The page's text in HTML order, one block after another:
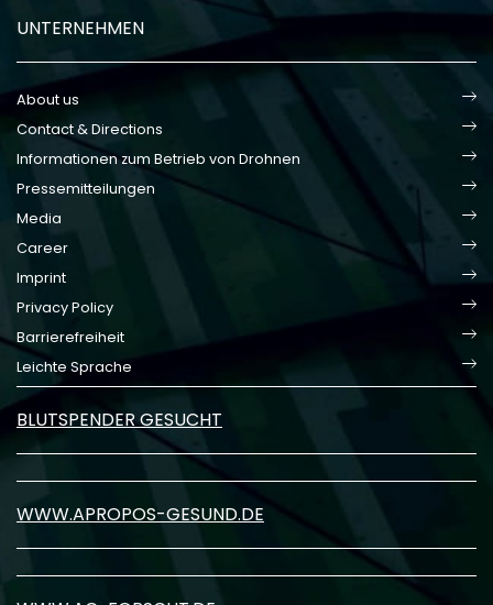
UNTERNEHMEN
About us
Contact & Directions
Informationen zum Betrieb von Drohnen
Pressemitteilungen
Media
Career
Imprint
Privacy Policy
Barrierefreiheit
Leichte Sprache
BLUTSPENDER GESUCHT
WWW.APROPOS-GESUND.DE